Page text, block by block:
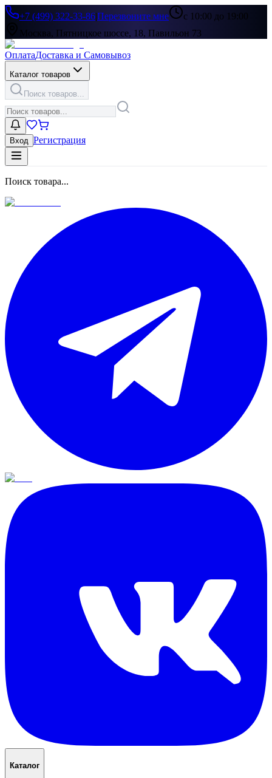
+7 (499) 322-33-86|Перезвоните мне
с 10:00 до 19:00
Москва, Пятницкое шоссе, 18, Павильон 73
ОплатаДоставка и Самовывоз
Каталог товаров
Поиск товаров...
Вход Регистрация
Поиск товара...
Каталог